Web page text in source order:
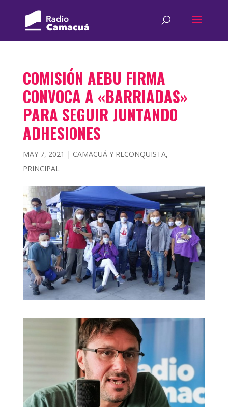
COMISIÓN AEBU FIRMA
CONVOCA A «BARRIADAS»
PARA SEGUIR JUNTANDO
ADHESIONES
MAY 7, 2021 | CAMACUÁ Y RECONQUISTA,
PRINCIPAL